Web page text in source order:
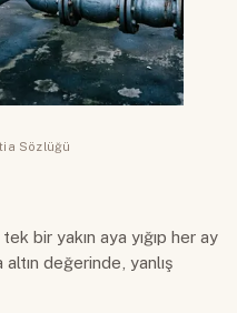
Sözlüğü
bir yakın aya yığıp her ay
değerinde, yanlış